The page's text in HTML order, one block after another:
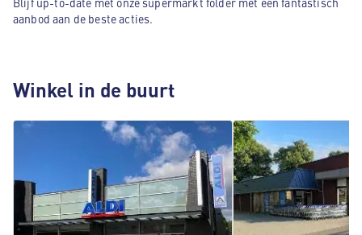
aanbod aan de beste acties.
Winkel in de buurt